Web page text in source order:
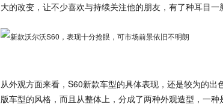
大的改变，让不少喜欢与持续关注他的朋友，有了种耳目一
从外观方面来看，S60新款车型的具体表现，还是较为的
版车型的风格，而且从整体上，分成了两种外观造型，一